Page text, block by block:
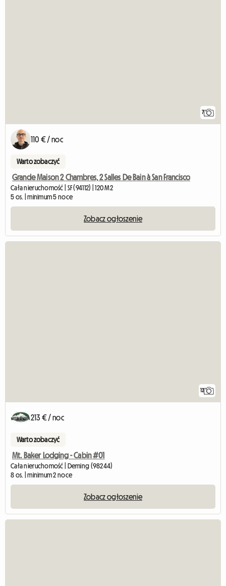
7
110 € / noc
Warto zobaczyć
Grande Maison 2 Chambres, 2 Salles De Bain à San Francisco
Cała nieruchomość | SF (94112) | 120 M2
5 os. | minimum 5 noce
Zobacz ogłoszenie
12
213 € / noc
Warto zobaczyć
Mt. Baker Lodging - Cabin #01
Cała nieruchomość | Deming (98244)
8 os. | minimum 2 noce
Zobacz ogłoszenie